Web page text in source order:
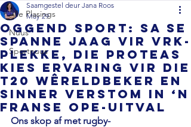
Alle Plasings
Nuus
Sportnuus
OGGEND SPORT: SA se
spanne jaag vir VRK-
plekke, die Proteas
kies ervaring vir die
T20 Wêreldbeker en
Sinner verstom in ‘n
Franse Ope-uitval
Saamgestel deur Jana Roos
May 29
Ons skop af met rugby-